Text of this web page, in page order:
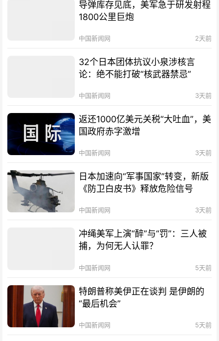
导弹库存见底，美军急于研发射程
1800公里巨炮
中国新闻网 2天前
32个日本团体抗议小泉涉核言
论：绝不能打破“核武器禁忌”
中国新闻网 3天前
返还1000亿美元关税“大吐血”，美
国政府赤字激增
中国新闻网 3天前
日本加速向“军事国家”转变，新版
《防卫白皮书》释放危险信号
中国新闻网 3天前
冲绳美军上演“醉”与“罚”：三人被
捕，为何无人认罪？
中国新闻网 5天前
特朗普称美伊正在谈判 是伊朗的
“最后机会”
中国新闻网 5天前